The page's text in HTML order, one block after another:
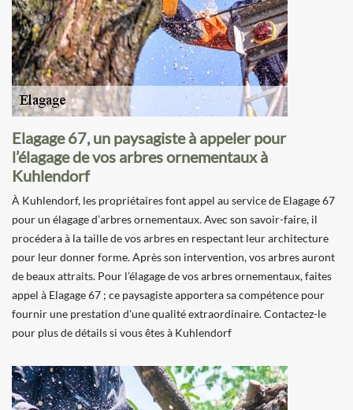
Elagage 67, un paysagiste à appeler pour
l’élagage de vos arbres ornementaux à
Kuhlendorf
À Kuhlendorf, les propriétaires font appel au service de Elagage 67
pour un élagage d’arbres ornementaux. Avec son savoir-faire, il
procédera à la taille de vos arbres en respectant leur architecture
pour leur donner forme. Après son intervention, vos arbres auront
de beaux attraits. Pour l’élagage de vos arbres ornementaux, faites
appel à Elagage 67 ; ce paysagiste apportera sa compétence pour
fournir une prestation d'une qualité extraordinaire. Contactez-le
pour plus de détails si vous êtes à Kuhlendorf